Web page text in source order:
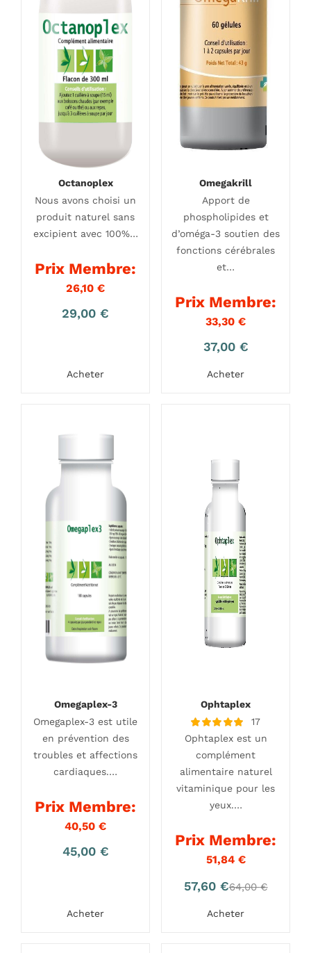
Octanoplex
Nous avons choisi un
produit naturel sans
excipient avec 100%…
Prix Membre:
26,10 €
29,00 €
Acheter
Omegakrill
Apport de
phospholipides et
d’oméga-3 soutien des
fonctions cérébrales
et…
Prix Membre:
33,30 €
37,00 €
Acheter
Omegaplex-3
Omegaplex-3 est utile
en prévention des
troubles et affections
cardiaques.…
Prix Membre:
40,50 €
45,00 €
Acheter
Ophtaplex
Note
4.94
sur 5
17
Ophtaplex est un
complément
alimentaire naturel
vitaminique pour les
yeux.…
Prix Membre:
51,84 €
57,60 €Le
actuel
64,00€Le
Acheter